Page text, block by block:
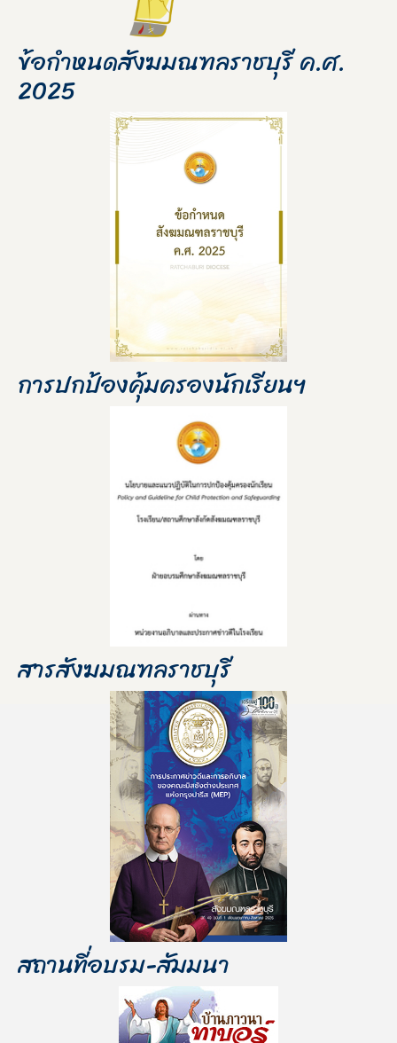
ข้อกำหนดสังฆมณฑลราชบุรี ค.ศ.
2025
การปกป้องคุ้มครองนักเรียนฯ
สารสังฆมณฑลราชบุรี
สถานที่อบรม-สัมมนา